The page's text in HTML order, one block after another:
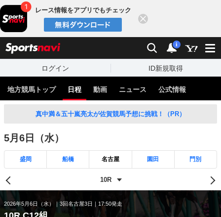
レース情報をアプリでもチェック
検索 通知
i
ログイン ID新規取得
地方競馬トップ 日程 動画 ニュース 公式情報
真中満＆五十嵐亮太が佐賀競馬予想に挑戦！（PR）
5月6日（水）
盛岡 船橋 名古屋 園田 門別
2026年5月6日（水） 3回名古屋3日 17:50発走